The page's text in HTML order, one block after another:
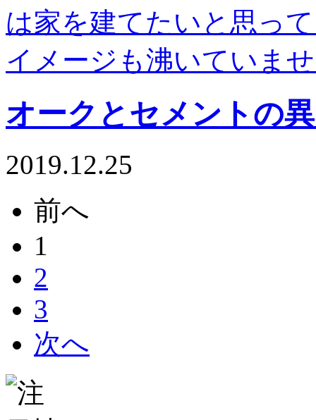
は家を建てたいと思っ
イメージも沸いていま
オークとセメントの
2019.12.25
前へ
1
2
3
次へ